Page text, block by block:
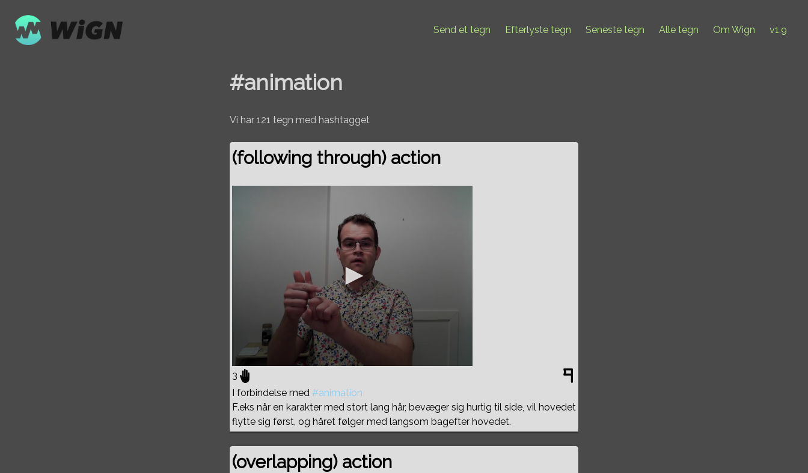
Send et tegn Efterlyste tegn Seneste tegn Alle tegn Om Wign v1.9
#animation
Vi har 121 tegn med hashtagget
(following through) action
3
I forbindelse med #animation
F.eks når en karakter med stort lang hår, bevæger sig hurtig til side, vil hovedet
flytte sig først, og håret følger med langsom bagefter hovedet.
(overlapping) action